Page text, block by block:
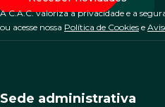
A C.A.C. valoriza a privacidade e a
ou acesse nossa Política de Cookies e
Sede administrativa